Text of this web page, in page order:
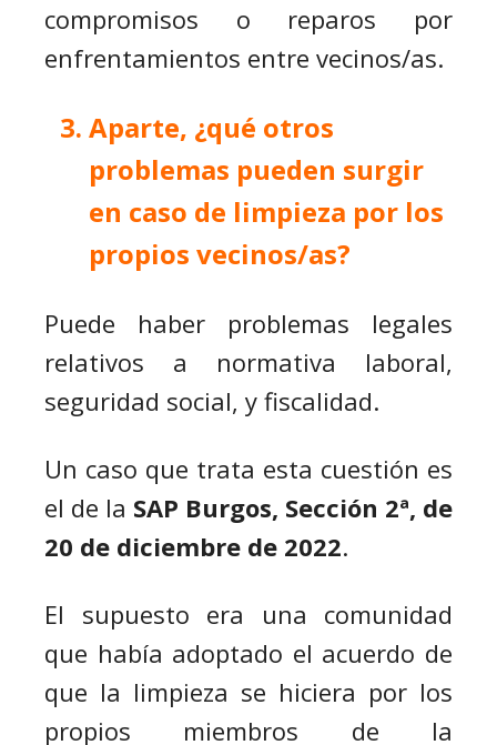
compromisos o reparos por
enfrentamientos entre vecinos/as.
Aparte, ¿qué otros
problemas pueden surgir
en caso de limpieza por los
propios vecinos/as?
Puede haber problemas legales
relativos a normativa laboral,
seguridad social, y fiscalidad.
Un caso que trata esta cuestión es
el de la SAP Burgos, Sección 2ª, de
20 de diciembre de 2022.
El supuesto era una comunidad
que había adoptado el acuerdo de
que la limpieza se hiciera por los
propios miembros de la